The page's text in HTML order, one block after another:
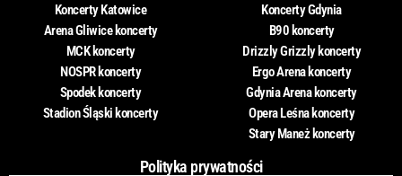
Koncerty Katowice
Arena Gliwice koncerty
MCK koncerty
NOSPR koncerty
Spodek koncerty
Stadion Śląski koncerty
Koncerty Gdynia
B90 koncerty
Drizzly Grizzly koncerty
Ergo Arena koncerty
Gdynia Arena koncerty
Opera Leśna koncerty
Stary Maneż koncerty
Polityka prywatności